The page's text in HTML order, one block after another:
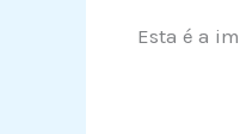
Esta é a